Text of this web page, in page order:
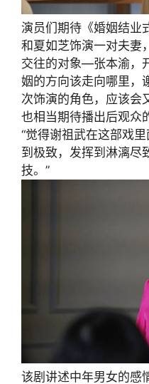
演员们期待《婚姻结业
和夏如芝饰演一对夫妻
交往的对象—张本渝，
姻的方向该走向哪里，
次饰演的角色，应该会
也相当期待播出后观众
“觉得谢祖武在这部戏
到极致，发挥到淋漓尽
技。”
该剧讲述中年男女的感